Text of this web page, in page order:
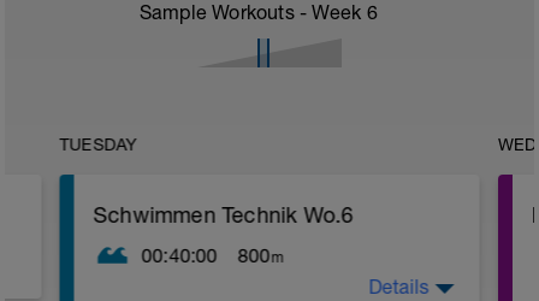
Sample Workouts - Week 6
TUESDAY
Schwimmen Technik Wo.6
00:40:00 800m
Details